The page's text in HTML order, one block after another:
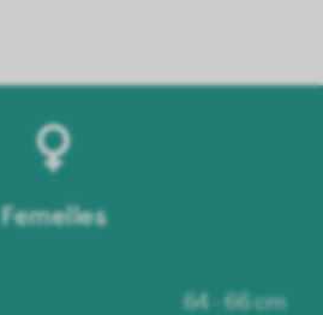
Femelles
64 - 66 cm